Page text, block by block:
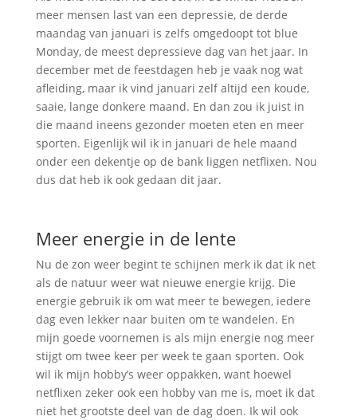
meer mensen last van een depressie, de derde
maandag van januari is zelfs omgedoopt tot blue
Monday, de meest depressieve dag van het jaar. In
december met de feestdagen heb je vaak nog wat
afleiding, maar ik vind januari zelf altijd een koude,
saaie, lange donkere maand. En dan zou ik juist in
die maand ineens gezonder moeten eten en meer
sporten. Eigenlijk wil ik in januari de hele maand
onder een dekentje op de bank liggen netflixen. Nou
dus dat heb ik ook gedaan dit jaar.
Meer energie in de lente
Nu de zon weer begint te schijnen merk ik dat ik net
als de natuur weer wat nieuwe energie krijg. Die
energie gebruik ik om wat meer te bewegen, iedere
dag even lekker naar buiten om te wandelen. En
mijn goede voornemen is als mijn energie nog meer
stijgt om twee keer per week te gaan sporten. Ook
wil ik mijn hobby’s weer oppakken, want hoewel
netflixen zeker ook een hobby van me is, moet ik dat
niet het grootste deel van de dag doen. Ik wil ook